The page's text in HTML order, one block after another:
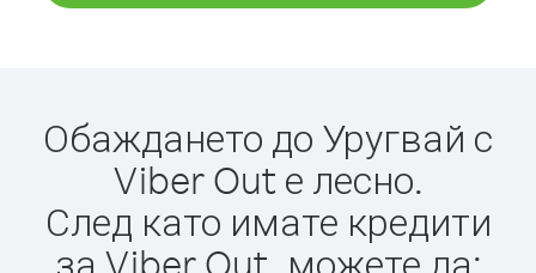
Обаждането до Уругвай с
Viber Out е лесно.
След като имате кредити
за Viber Out, можете да: